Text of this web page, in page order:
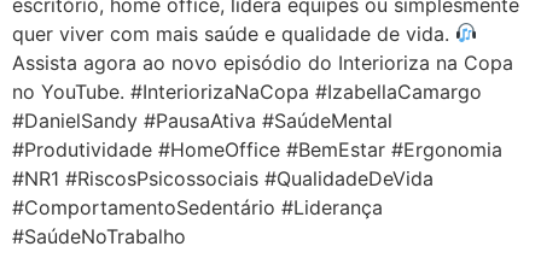
quer viver com mais saúde e qualidade de vida.
Assista agora ao novo episódio do Interioriza na Copa
no YouTube. #InteriorizaNaCopa #IzabellaCamargo
#DanielSandy #PausaAtiva #SaúdeMental
#Produtividade #HomeOffice #BemEstar #Ergonomia
#NR1 #RiscosPsicossociais #QualidadeDeVida
#ComportamentoSedentário #Liderança
#SaúdeNoTrabalho